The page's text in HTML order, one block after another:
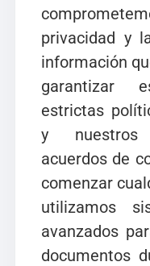
privacidad y
información
garantizar
estrictas
y nuestros
acuerdos de
comenzar
utilizamos
avanzados
documentos